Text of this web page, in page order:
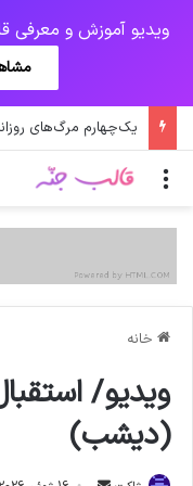
ویدیو آموزش و معرفی
منو
خانه
ویدیو/
(دیشب)